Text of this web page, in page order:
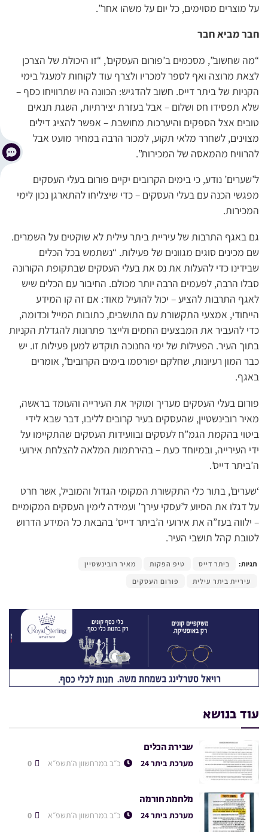
על מוצרים מסוימים, כל יום על משהו אחר”.
חבר מביא חבר
“מה שחשוב”, מסכמים ב’פורום העסקים’, “זו היכולת של הצרכן
לצאת מרוצה ואף לספר למכריו ולצרף עוד לקוחות למעגל בימי
הקניות של ביתר דייס. חשוב להדגיש: הכוונה היו שתרוויחו כסף –
שלא תפסידו חס ושלום – אבל בעזרת יצירתיות, השגת תנאים
טובים אצל הספקים והיערכות מחושבת – אפשר להציג דילים
מצוינים, לשחרר מלאי תקוע, למכור הרבה במחיר מועט אבל
להרוויח מהמאסה של המכירות”.
ל’שערים’ נודע, כי בימים הקרובים יקיים פורום בעלי העסקים
מפגשי הכנה עם בעלי העסקים – כדי שיצליחו להתארגן נכון לימי
המכירות.
גם באגף התרבות של עיריית ביתר עילית לא שוקטים על השמרים.
שם מכינים סוגים מגוונים של פעילות. “נשתמש בכל הכלים
שבידינו כדי להעלות את נס את בעלי העסקים שבתקופת הקורונה
סבלו הרבה, לפעמים הרבה יותר מכולם. החיבור עם הכלים שיש
לאגף התרבות להציע – יכול להועיל מאוד: אם זה קו המידע
הייחודי, אמצעי התקשורת עם התושבים, כתובות המייל וכדומה,
כדי להעביר את המבצעים החמים ולייצר פתרונות להגדלת הקניות
בתוך העיר. הפעילות של ימי החנוכה תוקדש למען פעילות זו. יש
כבר המון רעיונות, שחלקם יפורסמו בימים הקרובים”, אומרים
באגף.
פורום בעלי העסקים מעריך ומוקיר את העירייה והעומד בראשה,
מאיר רובינשטיין, שהעסקים בעיר קרובים לליבו, דבר שבא לידי
ביטוי בהקמת הגמ”ח לעסקים ובוועידות העסקים שהתקיימו על
ידי העירייה, ובמיוחד כעת – בהירתמות המלאה להצלחת אירועי
ה’ביתר דייס’.
‘שערים’, בתור כלי התקשורת המקומי הגדול והמוביל, אשר חרט
על דגלו את הסיוע ל’עסקי עירך’ ועמידה לימין העסקים המקומיים
– ילווה בעז”ה את אירועי ה’ביתר דייס’ בהבאת כל המידע הדרוש
לטובת קהל תושבי העיר.
תגיות: ביתר דייס טיפ הפקות
מאיר רובינשטיין
עיריית ביתר עילית
פורום העסקים
עוד בנושא
שבירת הכלים
מערכת ביתר 24 כ״ב במרחשוון ה׳תשפ״א
מלחמת חורמה
מערכת ביתר 24 כ״ב במרחשוון ה׳תשפ״א